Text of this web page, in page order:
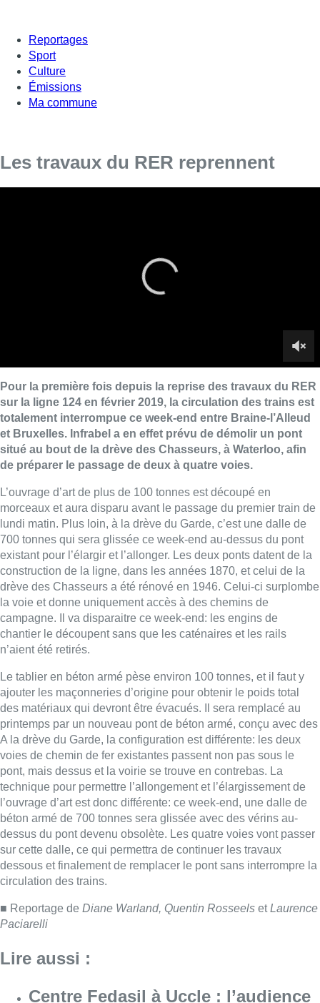
Reportages
Sport
Culture
Émissions
Ma commune
Les travaux du RER reprennent
situé au bout de la drève des Chasseurs, à Waterloo, afin
de préparer le passage de deux à quatre voies.
lundi matin. Plus loin, à la drève du Garde, c’est une dalle de
700 tonnes qui sera glissée ce week-end au-dessus du pont
existant pour l’élargir et l’allonger. Les deux ponts datent de la
construction de la ligne, dans les années 1870, et celui de la
drève des Chasseurs a été rénové en 1946. Celui-ci surplombe
la voie et donne uniquement accès à des chemins de
campagne. Il va disparaitre ce week-end: les engins de
chantier le découpent sans que les caténaires et les rails
n’aient été retirés.
Le tablier en béton armé pèse environ 100 tonnes, et il faut y
ajouter les maçonneries d’origine pour obtenir le poids total
des matériaux qui devront être évacués. Il sera remplacé au
printemps par un nouveau pont de béton armé, conçu avec des
A la drève du Garde, la configuration est différente: les deux
voies de chemin de fer existantes passent non pas sous le
pont, mais dessus et la voirie se trouve en contrebas. La
technique pour permettre l’allongement et l’élargissement de
l’ouvrage d’art est donc différente: ce week-end, une dalle de
béton armé de 700 tonnes sera glissée avec des vérins au-
dessus du pont devenu obsolète. Les quatre voies vont passer
dessous et finalement de remplacer le pont sans interrompre la
circulation des trains.
■ Reportage de Diane Warland, Quentin Rosseels et
Laurence
Paciarelli
Lire aussi :
Centre Fedasil à Uccle : l’audience
reportée au 12 août après de
nouvelles conclusions